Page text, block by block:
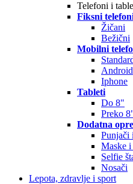
Telefoni i
Fiksni
Žičani
Bežični
Mobilni
Android
Iphone
Tableti
Do 8"
Preko
Dodatna
Punjači
Maske i
Selfie
Nosači
Lepota, zdravlje i sport